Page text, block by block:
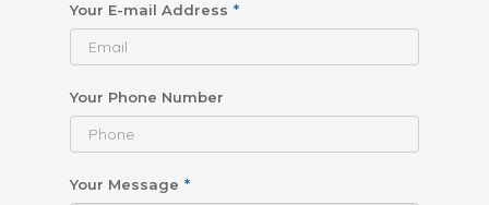
Your E-mail Address *
Your Phone Number
Your Message *